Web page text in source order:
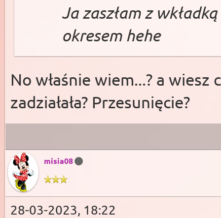
Ja zaszłam z
okresem hehe
No właśnie wiem...? a wiesz
zadziałała? Przesunięcie?
misia08
28-03-2023, 18:22